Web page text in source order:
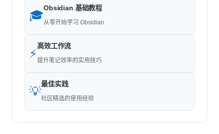
🎓
Obsidian 基础教程
从零开始学习 Obsidian
⚡
高效工作流
提升笔记效率的实用技巧
💡
最佳实践
社区精选的使用经验